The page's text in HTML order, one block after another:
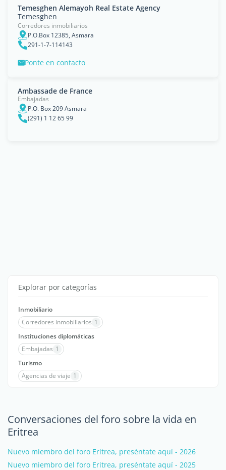
Temesghen Alemayoh Real Estate Agency
Temesghen
Corredores inmobiliarios
P.O.Box 12385, Asmara
291-1-7-114143
Ponte en contacto
Ambassade de France
Embajadas
P.O. Box 209 Asmara
(291) 1 12 65 99
Explorar por categorías
Inmobiliario
Corredores inmobiliarios 1
Instituciones diplomáticas
Embajadas 1
Turismo
Agencias de viaje 1
Conversaciones del foro sobre la vida en
Eritrea
Nuevo miembro del foro Eritrea, preséntate aquí - 2026
Nuevo miembro del foro Eritrea, preséntate aquí - 2025